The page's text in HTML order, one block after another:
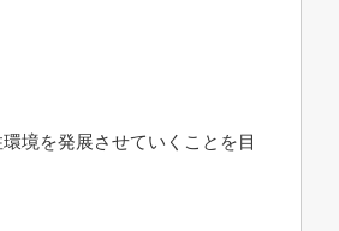
境を発展させていくことを目